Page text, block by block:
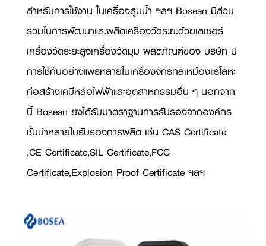
สำหรับการใช้งาน ในเครื่องสูบน้ำ ฯลฯ Bosean มีส่วน
ร่วมในการพัฒนาและผลิตเครื่องวัดระยะด้วยเลเซอร์
เครื่องวัดระยะสูงเครื่องวัดมุม ผลิตภัณฑ์ของ บริษัท มี
การใช้กันอย่างแพร่หลายในเครื่องจักรกลเหมืองแร่โลหะ
ก่อสร้างเคมีหล่อไฟฟ้าและอุตสาหกรรมอื่น ๆ นอกจาก
นี้ Bosean ยงได้รับมาตราฐานการรับรองจากองค์กร
ชั้นนำหลายใบรับรองการผลิต เช่น CAS Certificate
,CE Certificate,SIL Certificate,FCC
Certificate,Explosion Proof Certificate ฯลฯ